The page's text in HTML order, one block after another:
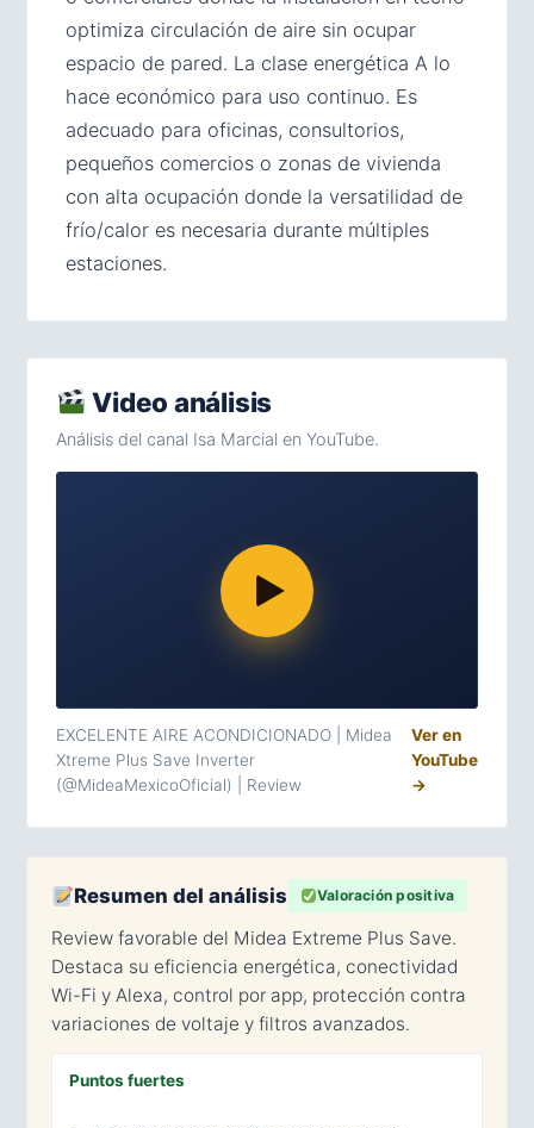
optimiza circulación de aire sin ocupar
espacio de pared. La clase energética A lo
hace económico para uso continuo. Es
adecuado para oficinas, consultorios,
pequeños comercios o zonas de vivienda
con alta ocupación donde la versatilidad de
frío/calor es necesaria durante múltiples
estaciones.
Video análisis
Análisis del canal Isa Marcial en YouTube.
EXCELENTE AIRE ACONDICIONADO | Midea
Xtreme Plus Save Inverter
(@MideaMexicoOficial) | Review
Ver en
YouTube
→
Resumen del análisis Valoración positiva
Review favorable del Midea Extreme Plus Save.
Destaca su eficiencia energética, conectividad
Wi-Fi y Alexa, control por app, protección contra
variaciones de voltaje y filtros avanzados.
Puntos fuertes